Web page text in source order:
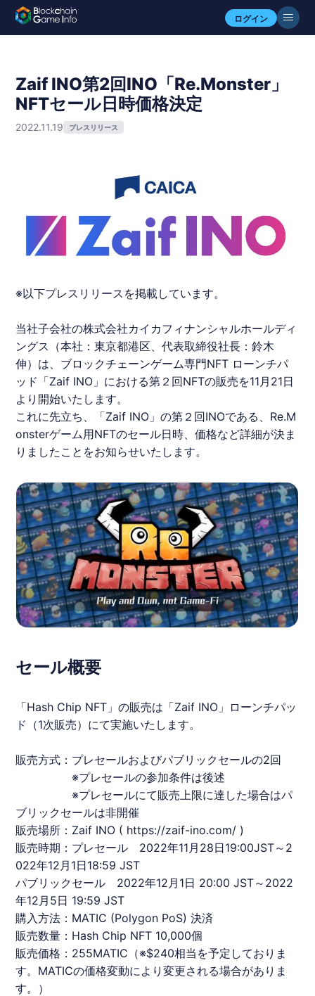
ログイン
Zaif INO第2回INO「Re.Monster」
NFTセール日時価格決定
2022.11.19 プレスリリース
※以下プレスリリースを掲載しています。
当社子会社の株式会社カイカフィナンシャルホールディ
ングス（本社：東京都港区、代表取締役社長：鈴木
伸）は、ブロックチェーンゲーム専門NFT ローンチパ
ッド「Zaif INO」における第２回NFTの販売を11月21日
より開始いたします。
これに先立ち、「Zaif INO」の第２回INOである、Re.M
onsterゲーム用NFTのセール日時、価格など詳細が決ま
りましたことをお知らせいたします。
セール概要
「Hash Chip NFT」の販売は「Zaif INO」ローンチパッ
ド（1次販売）にて実施いたします。
販売方式：プレセールおよびパブリックセールの2回
※プレセールの参加条件は後述
※プレセールにて販売上限に達した場合はパ
ブリックセールは非開催
販売場所：Zaif INO ( https://zaif-ino.com/ )
販売時期：プレセール 2022年11月28日19:00JST～2
022年12月1日18:59 JST
パブリックセール 2022年12月1日 20:00 JST～2022
年12月5日 19:59 JST
購入方法：MATIC (Polygon PoS) 決済
販売数量：Hash Chip NFT 10,000個
販売価格：255MATIC（※$240相当を予定しておりま
す。MATICの価格変動により変更される場合がありま
す。）